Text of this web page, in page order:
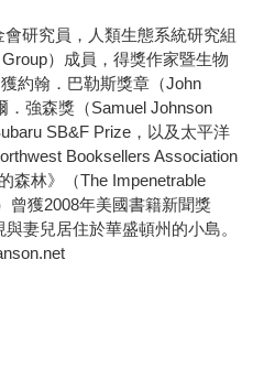
研究員，人類生態系統研究組
）成員，得獎作家暨生物
約翰．巴勒斯獎章（John
．強森獎（Samuel Johnson
SB&F Prize，以及太平洋
Booksellers Association
森林》（The Impenetrable
曾獲2008年美國書籍新聞獎
妻兒居住於華盛頓州的小島。